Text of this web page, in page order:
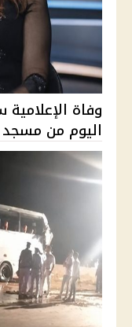
وفاة
اليوم من مسجد